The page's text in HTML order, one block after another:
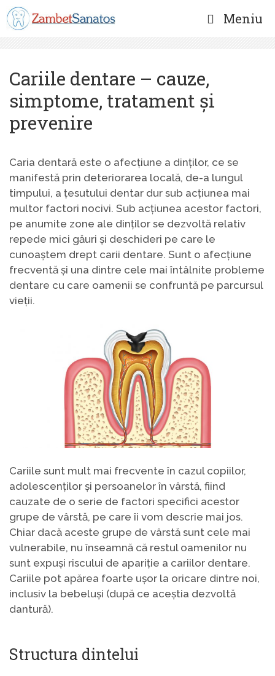
Sari
la
Meniu
Cariile dentare – cauze,
simptome, tratament și
prevenire
Caria dentară este o afecțiune a dinților, ce se
manifestă prin deteriorarea locală, de-a lungul
timpului, a țesutului dentar dur sub acțiunea mai
multor factori nocivi. Sub acțiunea acestor factori,
pe anumite zone ale dinților se dezvoltă relativ
repede mici găuri și deschideri pe care le
cunoaștem drept carii dentare. Sunt o afecțiune
frecventă și una dintre cele mai întâlnite probleme
dentare cu care oamenii se confruntă pe parcursul
vieții.
Cariile sunt mult mai frecvente în cazul copiilor,
adolescenților și persoanelor în vârstă, fiind
cauzate de o serie de factori specifici acestor
grupe de vârstă, pe care îi vom descrie mai jos.
Chiar dacă aceste grupe de vârstă sunt cele mai
vulnerabile, nu înseamnă că restul oamenilor nu
sunt expuși riscului de apariție a cariilor dentare.
Cariile pot apărea foarte ușor la oricare dintre noi,
inclusiv la bebeluși (după ce aceștia dezvoltă
dantură).
Structura dintelui